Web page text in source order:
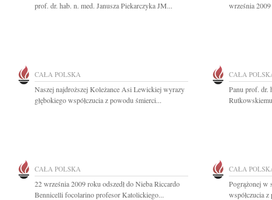
prof. dr. hab. n. med. Janusza Piekarczyka JM...
września 2009
CAŁA POLSKA
Naszej najdroższej Koleżance Asi Lewickiej wyrazy
głębokiego współczucia z powodu śmierci...
CAŁA
Panu prof. dr.
CAŁA POLSKA
22 września 2009 roku odszedł do Nieba Riccardo
Bennicelli focolarino profesor Katolickiego...
CAŁA
Pogrążonej w
współczucia